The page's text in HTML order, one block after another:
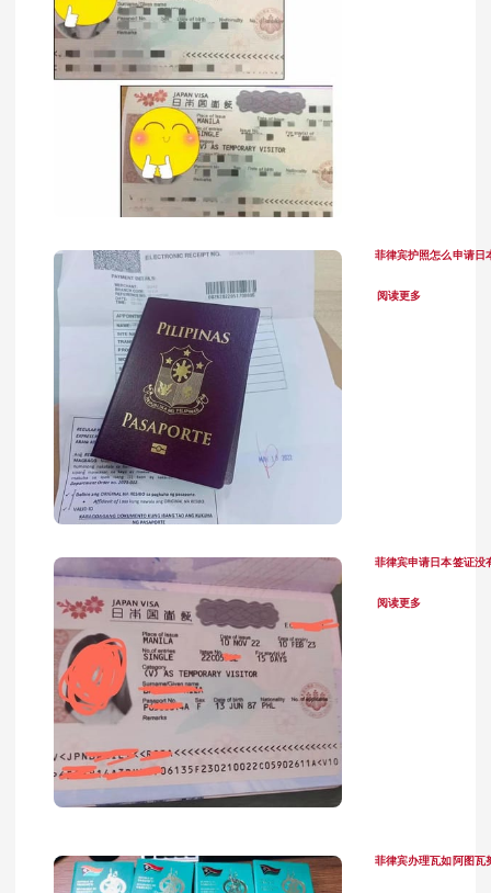
菲律宾护照怎么申请日
阅读更多
菲律宾申请日本签证没
阅读更多
菲律宾办理瓦如阿图瓦